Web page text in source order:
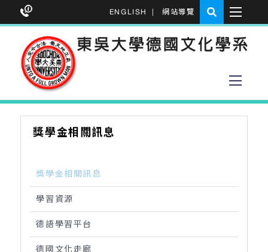
ENGLISH 網站導覽
獎學金相關訊息
獎學金相關訊息
學習資源
德語學習平台